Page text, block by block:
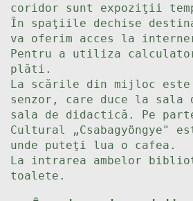
coridor sunt expoziţii
În spaţiile dechise
va oferim acces la
Pentru a utiliza
plăti.
La scările din mijloc este
senzor, care duce la
sala de didactică. Pe
Cultural „Csabagyöngye"
unde puteţi lua o cafea.
La intrarea ambelor
toalete.